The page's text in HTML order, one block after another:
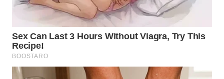
WN
DAIRI
WN
DANAU
TOBA